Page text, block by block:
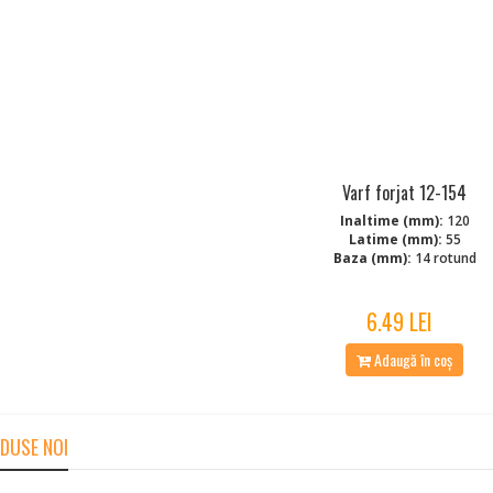
Varf forjat 12-154
Inaltime (mm): 120
Latime (mm): 55
Baza (mm): 14 rotund
6.49 LEI
Adaugă în coș
NOI